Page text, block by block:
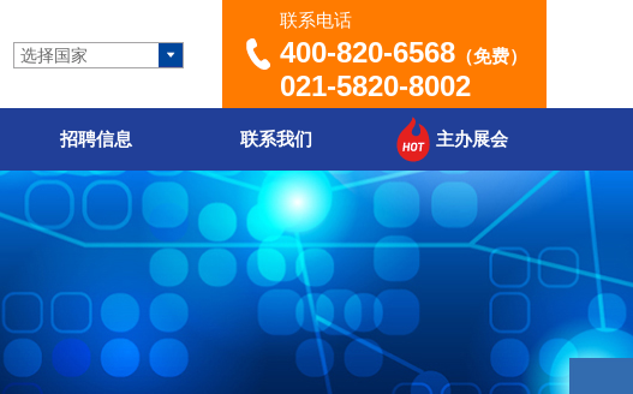
选择国家
联系电话
400-820-6568 （免费）
021-5820-8002
招聘信息 联系我们 主办展会